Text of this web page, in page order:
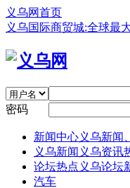
义乌网首页
义乌国际商贸城:全球最
密码
新闻中心义乌新闻
义乌新闻 义乌资讯
论坛热点 义乌论坛
汽车